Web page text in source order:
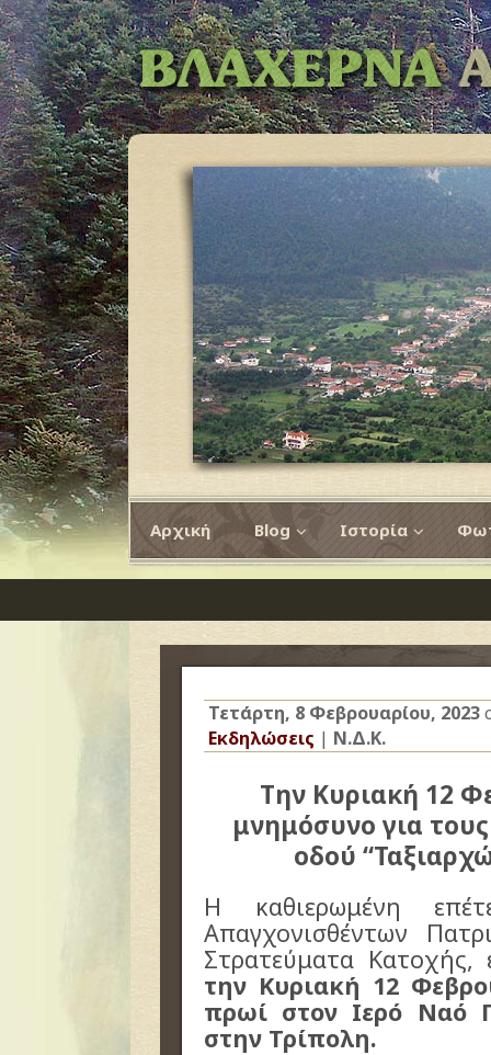
Αρχική Blog Ιστορία
Τετάρτη, 8 Φεβρουαρίου, 2023
Εκδηλώσεις | Ν.Δ.Κ.
Την Κυριακή 12
μνημόσυνο για
οδού
Η καθιερωμένη
Απαγχονισθέντων
Στρατεύματα Κατοχής,
την Κυριακή 12
πρωί στον Ιερό Ναό
στην Τρίπολη.